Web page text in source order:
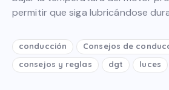
permitir que siga lubricándose
conducción
Consejos de
consejos y reglas
dgt luces